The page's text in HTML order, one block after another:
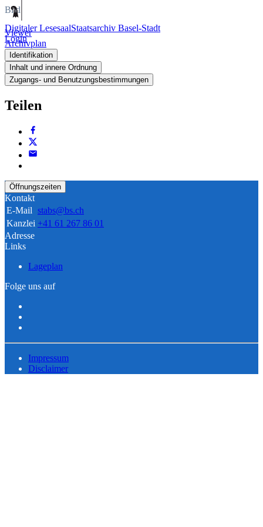
Digitaler LesesaalStaatsarchiv Basel-Stadt
Login
Bild
Viewer
Archivplan
Identifikation
Inhalt und innere Ordnung
Zugangs- und Benutzungsbestimmungen
Teilen
Öffnungszeiten
Kontakt
E-Mail stabs@bs.ch
Kanzlei +41 61 267 86 01
Adresse
Links
Lageplan
Folge uns auf
Impressum
Disclaimer